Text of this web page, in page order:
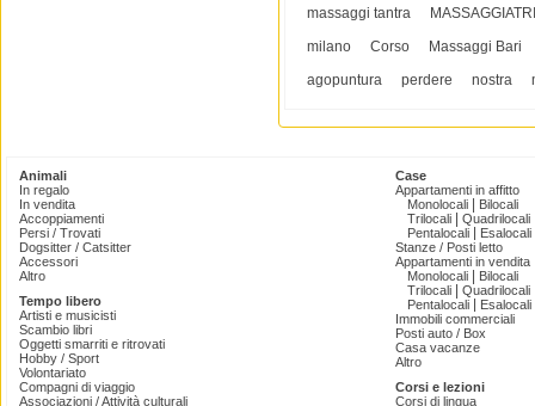
massaggi tantra
milano
Corso
Massaggi Bari
agopuntura
perdere nostra
Animali
In regalo
In vendita
Accoppiamenti
Persi / Trovati
Dogsitter / Catsitter
Accessori
Altro
Tempo libero
Artisti e musicisti
Scambio libri
Oggetti smarriti e ritrovati
Hobby / Sport
Volontariato
Compagni di viaggio
Associazioni / Attività culturali
Case
Appartamenti in affitto
Monolocali
Bilocali
Trilocali
Quadrilocali
Pentalocali
Esalocali
Stanze / Posti letto
Appartamenti in vendita
Monolocali
Bilocali
Trilocali
Quadrilocali
Pentalocali
Esalocali
Immobili commerciali
Posti auto / Box
Casa vacanze
Altro
Corsi e lezioni
Corsi di lingua